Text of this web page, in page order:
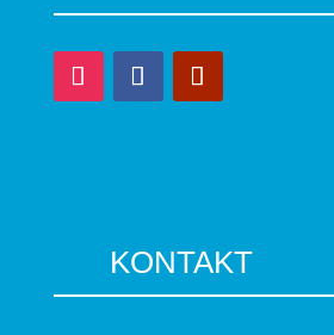
KONTAKT